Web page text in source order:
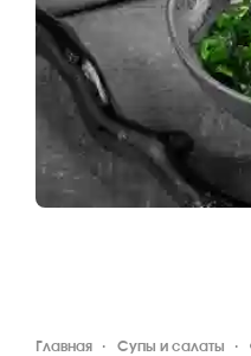
Главная Супы и салаты